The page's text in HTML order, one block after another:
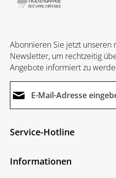
Abonnieren Sie jetzt unseren
Newsletter, um rechtzeitig
Angebote informiert zu
Ich habe die
bin mit ihnen
Zeichen ein*
Die mit einem Stern (*)
Service-Hotline
Informationen